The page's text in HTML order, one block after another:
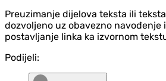
Preuzimanje dijelova teksta ili
dozvoljeno uz obavezno navođenje
postavljanje linka ka izvornom
Podijeli: